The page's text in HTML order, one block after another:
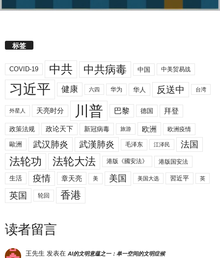
标签
COVID-19 中共 中共病毒 中国 中美贸易战
习近平 健康 六四 华为 华人 反送中 台湾
外星人 天亮时分 川普 巴黎 德国 拜登
政策法规 政论天下 新冠病毒 旅游 欧洲 欧洲疫情
歐洲 武汉肺炎 武漢肺炎 毛泽东 江泽民 法国
法轮功 法轮大法 港版《國安法》 港版国安法
生活 疫情 章天亮 美 美国 美国大选 習近平 英
英国 轮回 香港
读者留言
王先生 发表在AI的文明意蕴之一：单一空间的文明症候